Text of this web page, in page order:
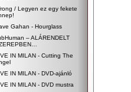
/ Legyen ez egy fekete
Gahan - Hourglass
– ALÁRENDELT
IN MILAN - Cutting The
IN MILAN - DVD-ajánló
IN MILAN - DVD mustra